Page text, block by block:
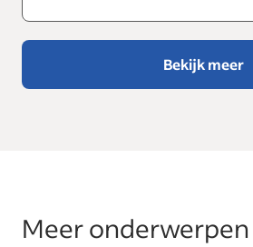
Bekijk meer
Meer onderwerpen